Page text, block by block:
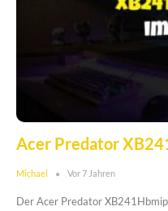
Acer Predator
Michael Vor 7 Jahren
Der Acer Predator